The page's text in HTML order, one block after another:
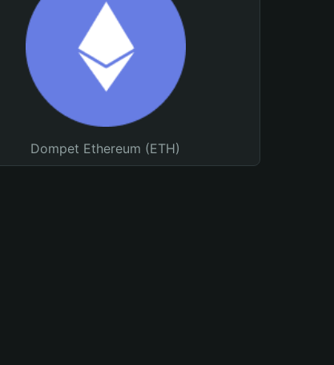
Dompet Ethereum (ETH)